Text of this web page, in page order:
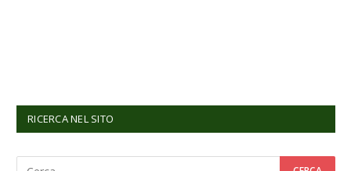
RICERCA NEL SITO